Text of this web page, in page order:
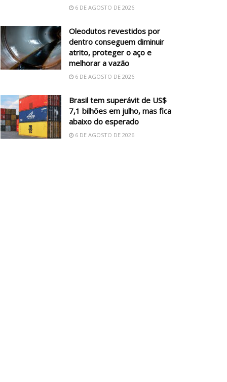
6 DE AGOSTO DE 2026
Oleodutos revestidos por
dentro conseguem diminuir
atrito, proteger o aço e
melhorar a vazão
6 DE AGOSTO DE 2026
Brasil tem superávit de US$
7,1 bilhões em julho, mas fica
abaixo do esperado
6 DE AGOSTO DE 2026